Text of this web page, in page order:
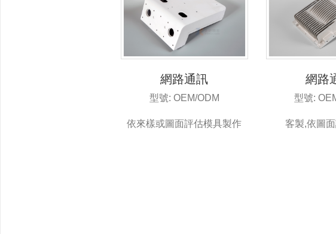
網路通訊
型號: OEM/ODM
依來樣或圖面評估模具製作
網路
型號:
客製,依圖